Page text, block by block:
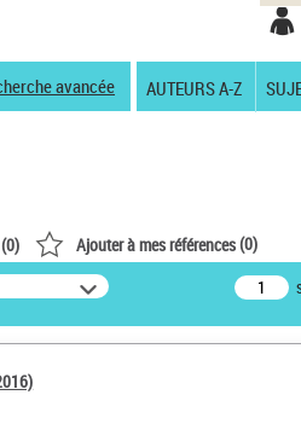
avancée AUTEURS A-Z
0) Ajouter à mes références(0)